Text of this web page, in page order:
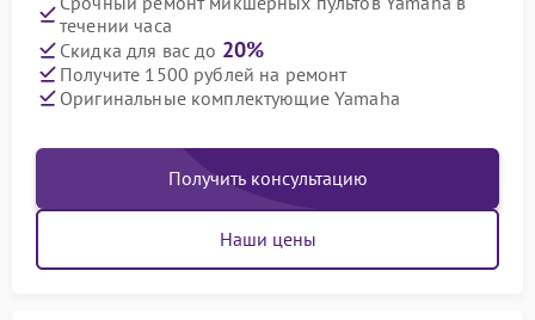
течении часа
Скидка для вас до 20%
Получите 1500 рублей на ремонт
Оригинальные комплектующие Yamaha
Получить консультацию
Наши цены